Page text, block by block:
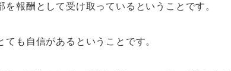
報酬として受け取っているということです。
も自信があるということです。